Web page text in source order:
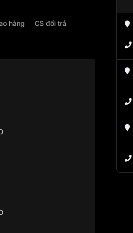
hàng CS đổi trả